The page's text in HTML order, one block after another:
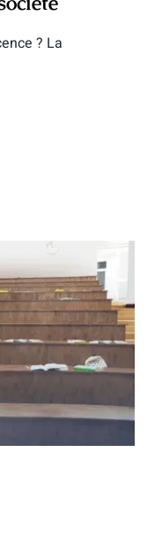
? La
Humanités